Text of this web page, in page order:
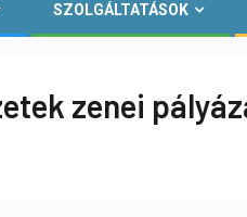
SZOLGÁLTATÁSOK
zenei